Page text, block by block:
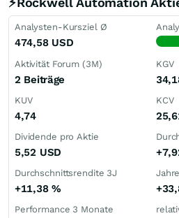
Analysten-Kursziel Ø
474,58 USD
Aktivität Forum (3M)
2 Beiträge
KGV
KUV
4,74
KCV
Dividende pro Aktie
5,52 USD
Durchschnittsrendite 3J
+11,38 %
Performance 3 Monate